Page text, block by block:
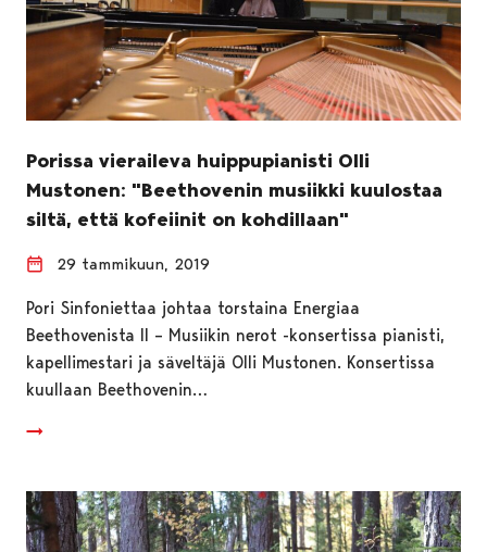
Porissa vieraileva huippupianisti Olli
Mustonen: "Beethovenin musiikki kuulostaa
siltä, että kofeiinit on kohdillaan"
29 tammikuun, 2019
Pori Sinfoniettaa johtaa torstaina Energiaa
Beethovenista II – Musiikin nerot -konsertissa pianisti,
kapellimestari ja säveltäjä Olli Mustonen. Konsertissa
kuullaan Beethovenin…